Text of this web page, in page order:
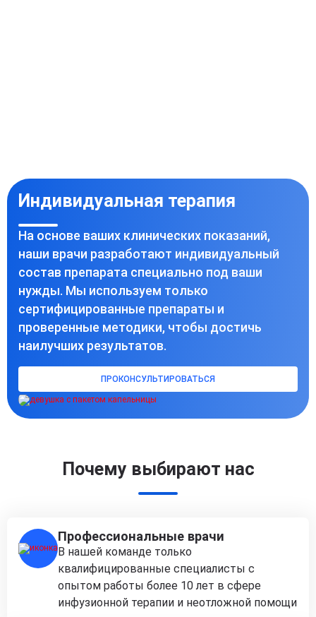
Индивидуальная терапия
На основе ваших клинических показаний,
наши врачи разработают индивидуальный
состав препарата специально под ваши
нужды. Мы используем только
сертифицированные препараты и
проверенные методики, чтобы достичь
наилучших результатов.
ПРОКОНСУЛЬТИРОВАТЬСЯ
Почему выбирают нас
Профессиональные врачи
В нашей команде только
квалифицированные специалисты с
опытом работы более 10 лет в сфере
инфузионной терапии и неотложной помощи